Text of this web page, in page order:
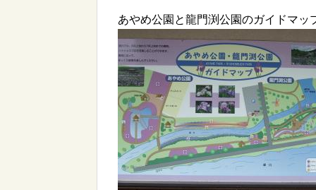
あやめ公園と龍門渕公園のガイドマッ